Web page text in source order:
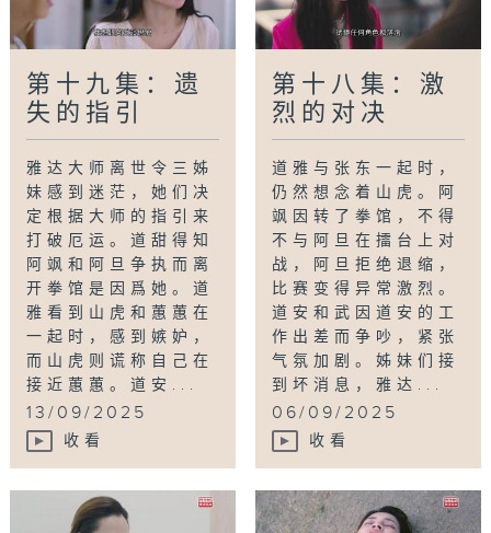
第十九集：遗
失的指引
雅达大师离世令三姊
妹感到迷茫，她们决
定根据大师的指引来
打破厄运。道甜得知
阿飒和阿旦争执而离
开拳馆是因爲她。道
雅看到山虎和蕙蕙在
一起时，感到嫉妒，
而山虎则谎称自己在
接近蕙蕙。道安...
13/09/2025
收看
第十八集：激
烈的对决
道雅与张东一起时，
仍然想念着山虎。阿
飒因转了拳馆，不得
不与阿旦在擂台上对
战，阿旦拒绝退缩，
比赛变得异常激烈。
道安和武因道安的工
作出差而争吵，紧张
气氛加剧。姊妹们接
到坏消息，雅达...
06/09/2025
收看